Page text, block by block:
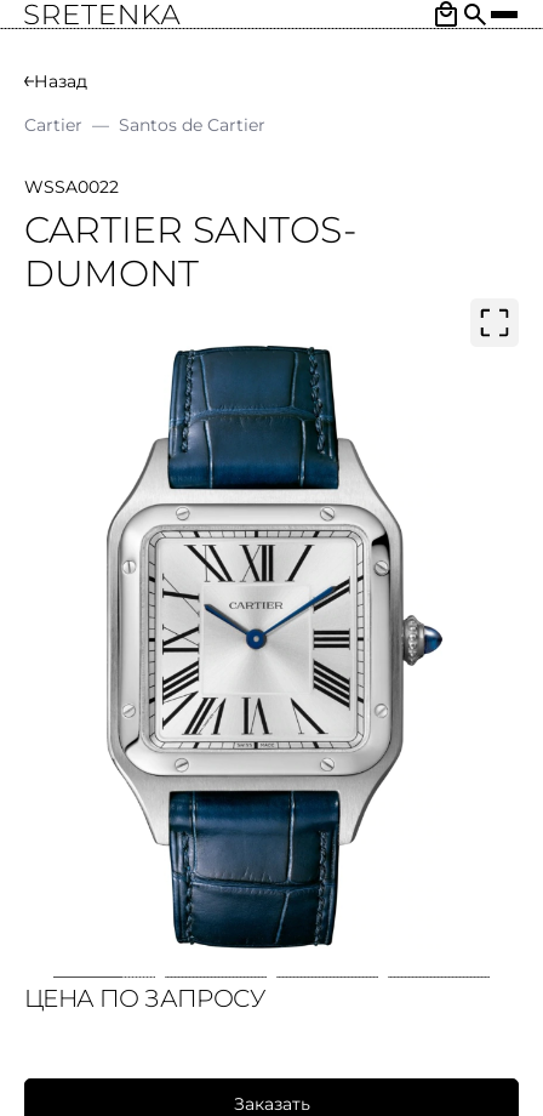
Назад
Cartier — Santos de Cartier
WSSA0022
CARTIER SANTOS-
DUMONT
ЦЕНА ПО ЗАПРОСУ
Заказать